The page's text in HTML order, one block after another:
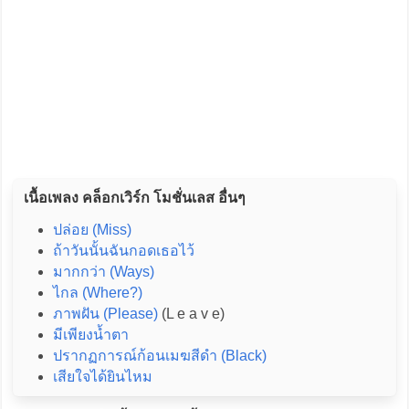
เนื้อเพลง คล็อกเวิร์ก โมชั่นเลส อื่นๆ
ปล่อย (Miss)
ถ้าวันนั้นฉันกอดเธอไว้
มากกว่า (Ways)
ไกล (Where?)
ภาพฝัน (Please)(L e a v e)
มีเพียงน้ำตา
ปรากฏการณ์ก้อนเมฆสีดำ (Black)
เสียใจได้ยินไหม